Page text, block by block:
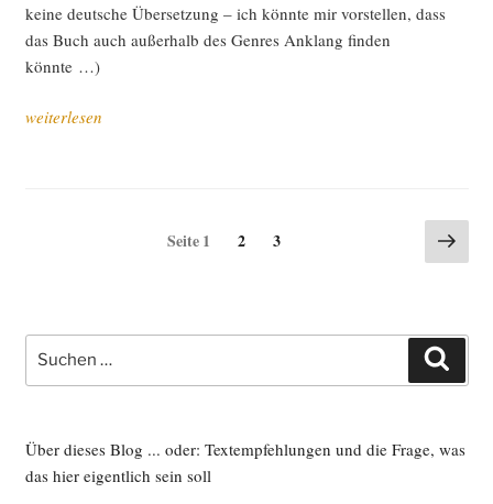
kei­ne deut­sche Über­set­zung – ich könn­te mir vor­stel­len, dass
das Buch auch außer­halb des Gen­res Anklang fin­den
könnte …)
„Im
weiterlesen
Seitennummerierung
Seite1 Seite
2 Seite
3
Seite
Suche
nach:
Über dieses Blog ... oder: Textempfehlungen und die Frage, was
das hier eigentlich sein soll